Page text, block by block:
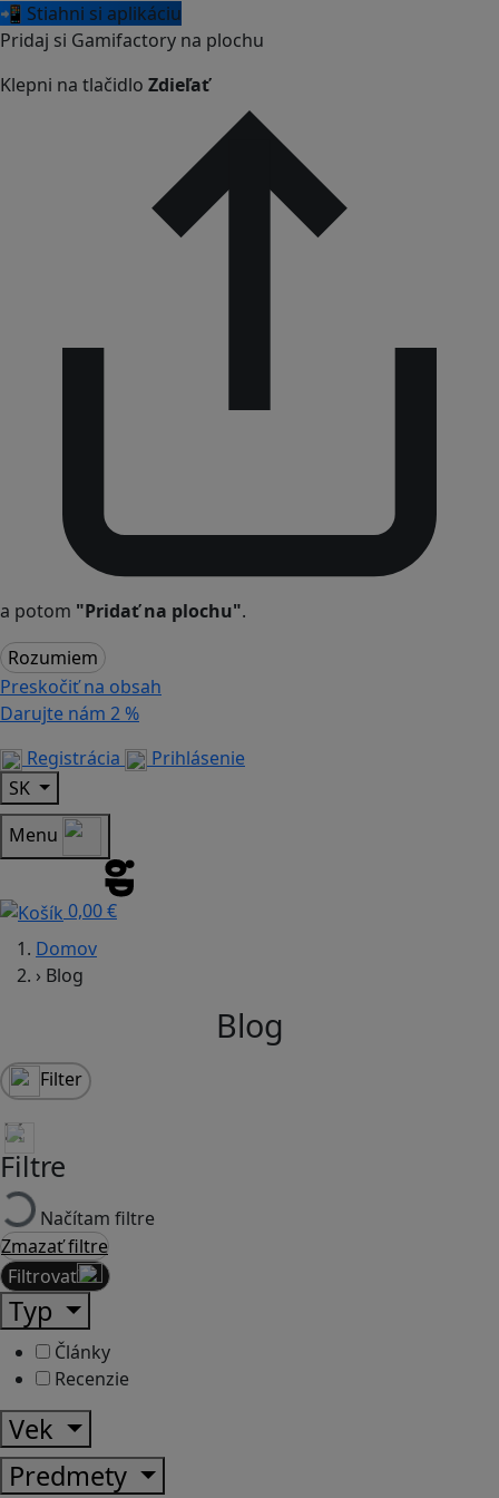
📲 Stiahni si aplikáciu
Pridaj si Gamifactory na plochu
Klepni na tlačidlo Zdieľať
a potom "Pridať na plochu".
Rozumiem
Preskočiť na obsah
Darujte nám 2 %
Registrácia
Prihlásenie
SK
Menu
0,00 €
Domov
› Blog
Blog
Filter
Filtre
Načítam filtre
Zmazať filtre
Filtrovať
Typ
Články
Recenzie
Vek
Predmety